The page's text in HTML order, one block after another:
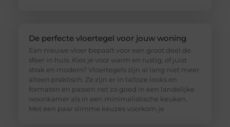
De perfecte vloertegel voor jouw woning
Een nieuwe vloer bepaalt voor een groot deel de
sfeer in huis. Kies je voor warm en rustig, of juist
strak en modern? Vloertegels zijn al lang niet meer
alleen praktisch. Ze zijn er in talloze looks en
formaten en passen net zo goed in een landelijke
woonkamer als in een minimalistische keuken.
Met een paar slimme keuzes voorkom je